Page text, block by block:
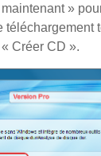
»
téléchargement
Créer CD ».